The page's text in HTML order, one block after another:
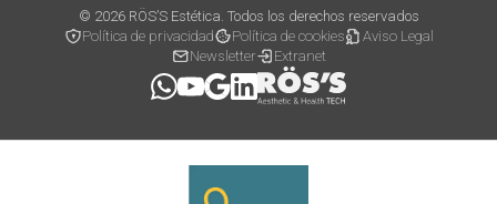
© 2026 RÖS’S Estética. Todos los derechos reservados
Política de privacidad
Política de cookies
Aviso Legal
Newsletter
Extranet